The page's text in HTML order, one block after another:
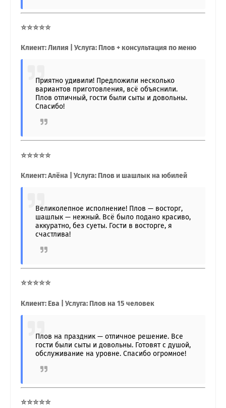
⭐⭐⭐⭐⭐
Клиент: Лилия | Услуга: Плов + консультация по меню
Приятно удивили! Предложили несколько
вариантов приготовления, всё объяснили.
Плов отличный, гости были сыты и довольны.
Спасибо!
⭐⭐⭐⭐⭐
Клиент: Алёна | Услуга: Плов и шашлык на юбилей
Великолепное исполнение! Плов — восторг,
шашлык — нежный. Всё было подано красиво,
аккуратно, без суеты. Гости в восторге, я
счастлива!
⭐⭐⭐⭐⭐
Клиент: Ева | Услуга: Плов на 15 человек
Плов на праздник — отличное решение. Все
гости были сыты и довольны. Готовят с душой,
обслуживание на уровне. Спасибо огромное!
⭐⭐⭐⭐⭐